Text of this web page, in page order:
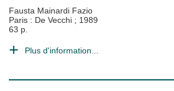
Fausta Mainardi Fazio
Paris : De Vecchi ; 1989
63 p.
Plus d'information...